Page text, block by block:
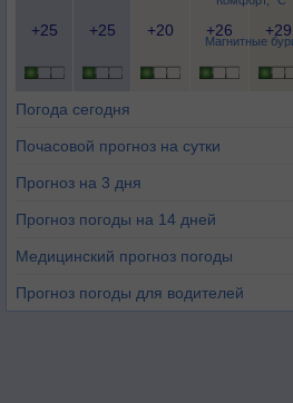
Магнитные
+25 +25 +20 +26 +29
Погода сегодня
Почасовой прогноз на сутки
Прогноз на 3 дня
Прогноз погоды на 14 дней
Медицинский прогноз погоды
Прогноз погоды для водителей